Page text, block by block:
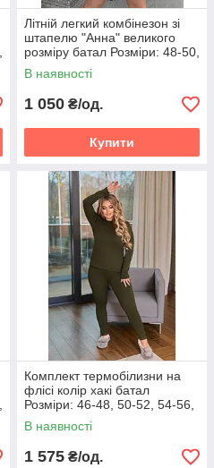
Літній легкий комбінезон зі
штапелю "Анна" великого
розміру батал Розміри: 48-50,
52-54, 56-58
В наявності
1 050 ₴/од.
Купити
Комплект термобілизни на
флісі колір хакі батал
Розміри: 46-48, 50-52, 54-56,
58-60, 62-64, 66-68
В наявності
1 575 ₴/од.